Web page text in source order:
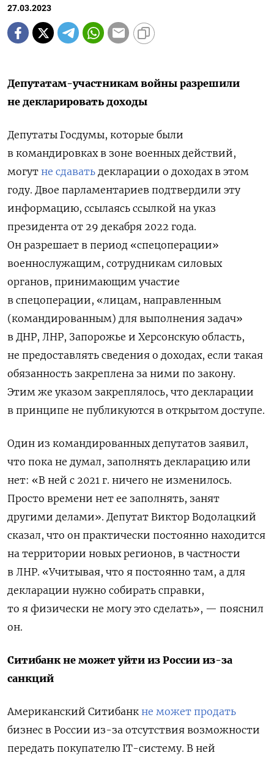
27.03.2023
Депутатам-участникам войны разрешили
не декларировать доходы
Депутаты Госдумы, которые были
в командировках в зоне военных действий,
могут не сдавать декларации о доходах в этом
году. Двое парламентариев подтвердили эту
информацию, ссылаясь ссылкой на указ
президента от 29 декабря 2022 года.
Он разрешает в период «спецоперации»
военнослужащим, сотрудникам силовых
органов, принимающим участие
в спецоперации, «лицам, направленным
(командированным) для выполнения задач»
в ДНР, ЛНР, Запорожье и Херсонскую область,
не предоставлять сведения о доходах, если такая
обязанность закреплена за ними по закону.
Этим же указом закреплялось, что декларации
в принципе не публикуются в открытом доступе.
Один из командированных депутатов заявил,
что пока не думал, заполнять декларацию или
нет: «В ней с 2021 г. ничего не изменилось.
Просто времени нет ее заполнять, занят
другими делами». Депутат Виктор Водолацкий
сказал, что он практически постоянно находится
на территории новых регионов, в частности
в ЛНР. «Учитывая, что я постоянно там, а для
декларации нужно собирать справки,
то я физически не могу это сделать», — пояснил
он.
Ситибанк не может уйти из России из-за
санкций
Американский Ситибанк не может продать
бизнес в России из-за отсутствия возможности
передать покупателю IT-систему. В ней